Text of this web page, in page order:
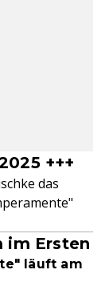
+++
das
im Ersten
läuft am